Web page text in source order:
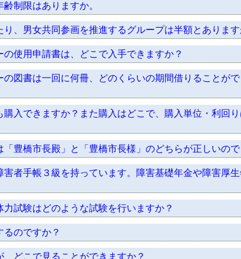
制限はありますか。
、男女共同参画を推進するグループは半額とあります
使用申請書は、どこで入手できますか？
の図書は一回に何冊、どのくらいの期間借りることが
購入できますか？また購入はどこで、購入単位・利回
豊橋市長殿」と「豊橋市長様」のどちらが正しいので
害者手帳３級を持っています。障害基礎年金や障害厚
試験はどのような試験を行いますか？
のですか？
どこで見ることができますか？